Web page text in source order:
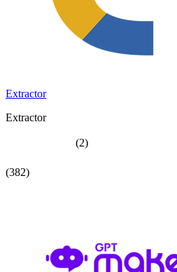
Extractor
Extractor
(2)
(382)